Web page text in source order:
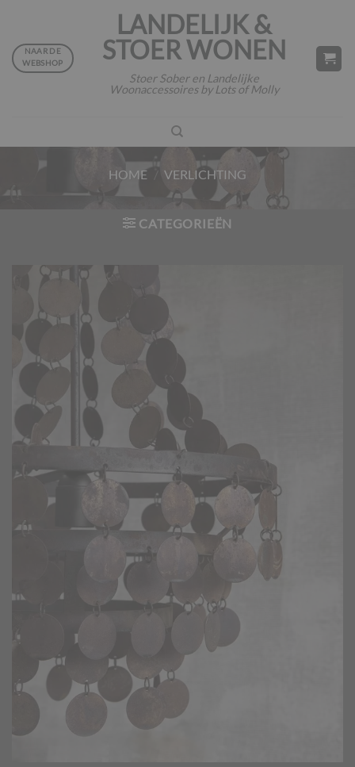
inhoud
LANDELIJK &
STOER WONEN
Stoer Sober en Landelijke
Woonaccessoires by Lots of Molly
NAAR DE
WEBSHOP
HOME VERLICHTING
CATEGORIEËN